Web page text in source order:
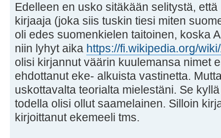
Edelleen en usko sitäkään selitystä,
kirjaaja (joka siis tuskin tiesi miten
oli edes suomenkielen taitoinen, koska
niin lyhyt aika https://fi.wikipedia.org/
olisi kirjannut väärin kuulemansa nimet
ehdottanut eke- alkuista vastinetta.
uskottavalta teorialta mielestäni. Se
todella olisi ollut saamelainen. Silloin
kirjoittanut ekemeeli tms.